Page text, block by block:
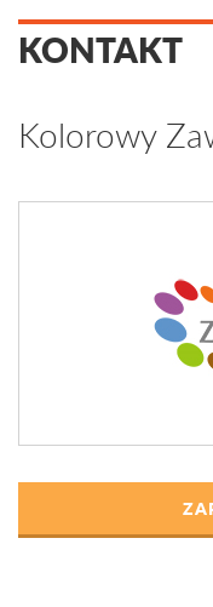
KONTAKT
Kolorowy